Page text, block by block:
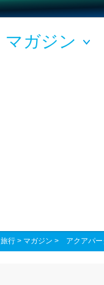
マガジン
旅行 > マガジン > アクアパ